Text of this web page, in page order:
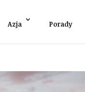
Azja Porady